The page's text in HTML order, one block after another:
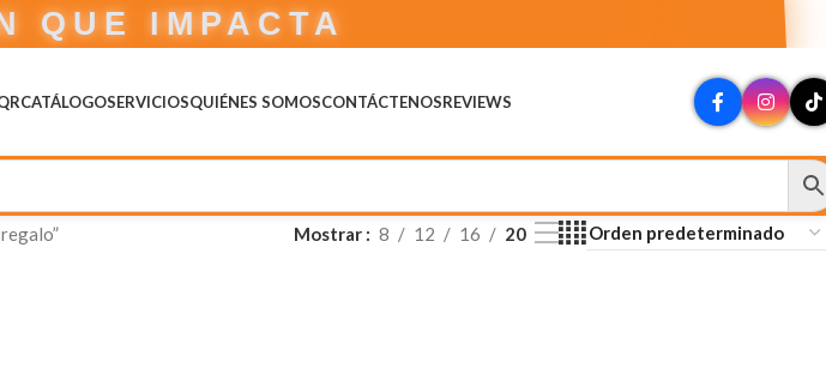
QUE IMPACTA
CATÁLOGOSERVICIOSQUIÉNES SOMOSCONTÁCTENOSREVIEWS
Mostrar 8 12 16 20